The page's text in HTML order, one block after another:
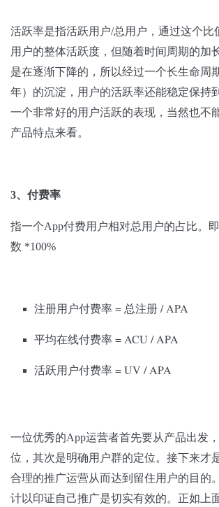
活跃率是指活跃用户/总用户，通过这个比
用户的整体活跃度，但随着时间周期的加
是在逐渐下降的，所以经过一个长生命周
年）的沉淀，用户的活跃率还能稳定保持
一个非常好的用户活跃的表现，当然也不
产品特点来看。
3、付费率
指一个App付费用户相对总用户的占比。
数 *100%
注册用户付费率 = 总注册 / APA
平均在线付费率 = ACU / APA
活跃用户付费率 = UV / APA
一位优秀的App运营者首先要从产品出发
位，其次是明确用户群的定位。接下来才
合理的推广运营从而达到留住用户的目的
计以印证自己推广是切实有效的。正如上